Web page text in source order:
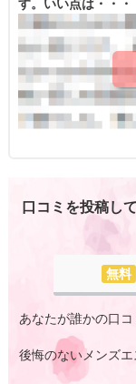
す。いい点は・・・
口コミを投稿し
無料
あなたが誰かの口
後悔のないメンズ